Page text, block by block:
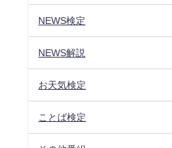
NEWS検定
NEWS解説
お天気検定
ことば検定